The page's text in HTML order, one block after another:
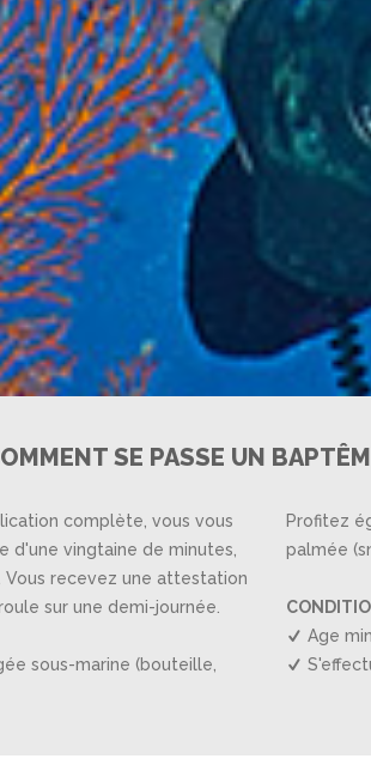
SE PASSE UN
complète, vous vous
d'une vingtaine de minutes,
recevez une attestation
sur une demi-journée.
sous-marine (bouteille,
Profitez
palmée
Age